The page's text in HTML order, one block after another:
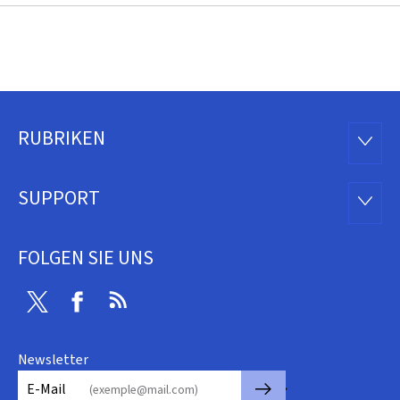
Footer
RUBRIKEN
SUPPORT
FOLGEN SIE UNS
Twitter Facebook
Newsletter
E-Mail
🡒